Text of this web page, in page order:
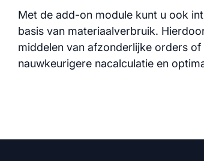
Met de add-on module kunt u ook
basis van materiaalverbruik.
middelen van afzonderlijke orders
nauwkeurigere nacalculatie en